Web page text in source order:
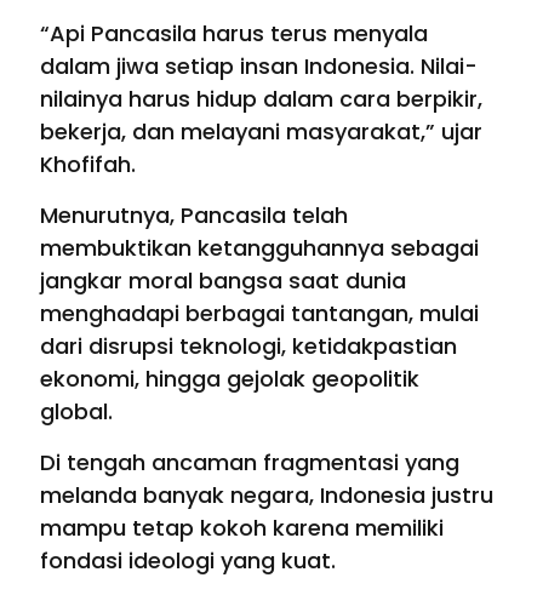
“Api Pancasila harus terus menyala
dalam jiwa setiap insan Indonesia. Nilai-
nilainya harus hidup dalam cara berpikir,
bekerja, dan melayani masyarakat,” ujar
Khofifah.
Menurutnya, Pancasila telah
membuktikan ketangguhannya sebagai
jangkar moral bangsa saat dunia
menghadapi berbagai tantangan, mulai
dari disrupsi teknologi, ketidakpastian
ekonomi, hingga gejolak geopolitik
global.
Di tengah ancaman fragmentasi yang
melanda banyak negara, Indonesia justru
mampu tetap kokoh karena memiliki
fondasi ideologi yang kuat.